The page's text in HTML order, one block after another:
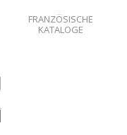
FRANZÖSISCHE
KATALOGE